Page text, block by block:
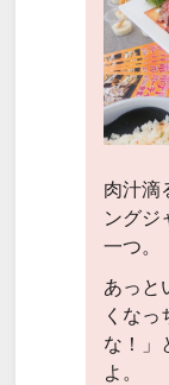
肉汁滴
ングジ
一つ。
あっと
くな
な！」
よ。